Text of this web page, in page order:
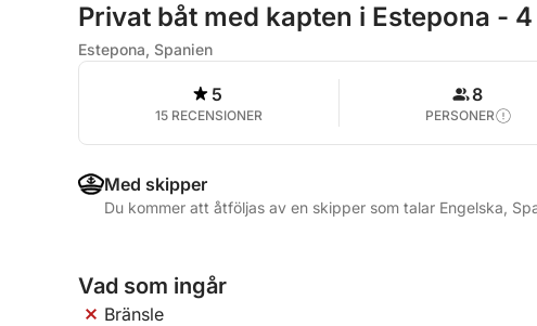
Privat båt med kapten i Estepona -
Estepona, Spanien
5
15 RECENSIONER
8
PERSONER
Med skipper
Du kommer att åtföljas av en skipper som talar Engelska,
Vad som ingår
Bränsle